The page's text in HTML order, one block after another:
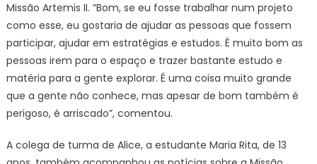
Missão Artemis II. “Bom, se eu fosse trabalhar num projeto
como esse, eu gostaria de ajudar as pessoas que fossem
participar, ajudar em estratégias e estudos. É muito bom as
pessoas irem para o espaço e trazer bastante estudo e
matéria para a gente explorar. É uma coisa muito grande
que a gente não conhece, mas apesar de bom também é
perigoso, é arriscado”, comentou.
A colega de turma de Alice, a estudante Maria Rita, de 13